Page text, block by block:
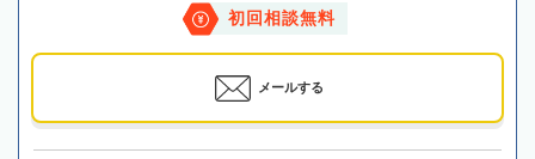
初回相談無料
メールする